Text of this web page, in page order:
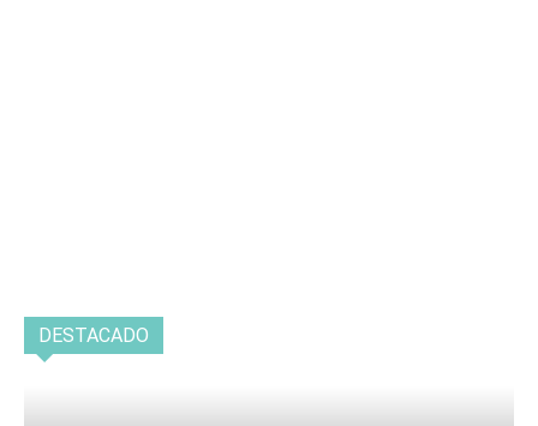
DESTACADO